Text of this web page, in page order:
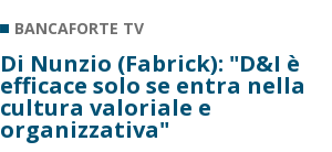
BANCAFORTE TV
Di Nunzio (Fabrick): "D&I è
efficace solo se entra nella
cultura valoriale e
organizzativa"